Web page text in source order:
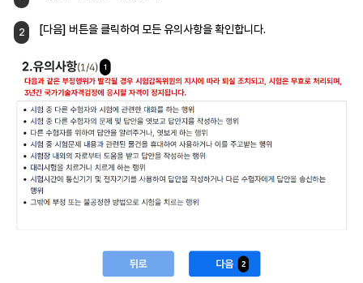
2 [다음] 버튼을 클릭하여 모든 유의사항을 확인합니다.